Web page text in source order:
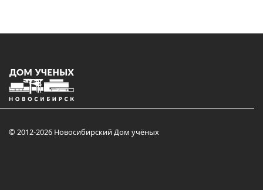
© 2012-2026 Новосибирский Дом учёных